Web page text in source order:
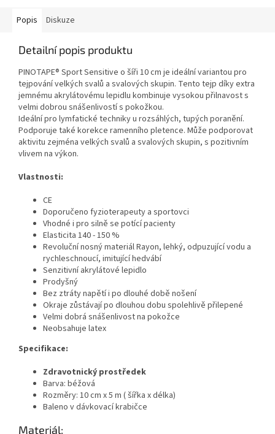
Popis Diskuze
Detailní popis produktu
PINOTAPE® Sport Sensitive o šíři 10 cm je ideální variantou pro
tejpování velkých svalů a svalových skupin. Tento tejp díky extra
jemnému akrylátovému lepidlu kombinuje vysokou přilnavost s
velmi dobrou snášenlivostí s pokožkou.
Ideální pro lymfatické techniky u rozsáhlých, tupých poranění.
Podporuje také korekce ramenního pletence. Může podporovat
aktivitu zejména velkých svalů a svalových skupin, s pozitivním
vlivem na výkon.
Vlastnosti:
CE
Doporučeno fyzioterapeuty a sportovci
Vhodné i pro silně se potící pacienty
Elasticita 140 - 150 %
Revoluční nosný materiál Rayon, lehký, odpuzující vodu a
rychleschnoucí, imitující hedvábí
Senzitivní akrylátové lepidlo
Prodyšný
Bez ztráty napětí i po dlouhé době nošení
Okraje zůstávají po dlouhou dobu spolehlivě přilepené
Velmi dobrá snášenlivost na pokožce
Neobsahuje latex
Specifikace:
Zdravotnický prostředek
Barva: béžová
Rozměry: 10 cm x 5 m ( šířka x délka)
Baleno v dávkovací krabičce
Materiál: